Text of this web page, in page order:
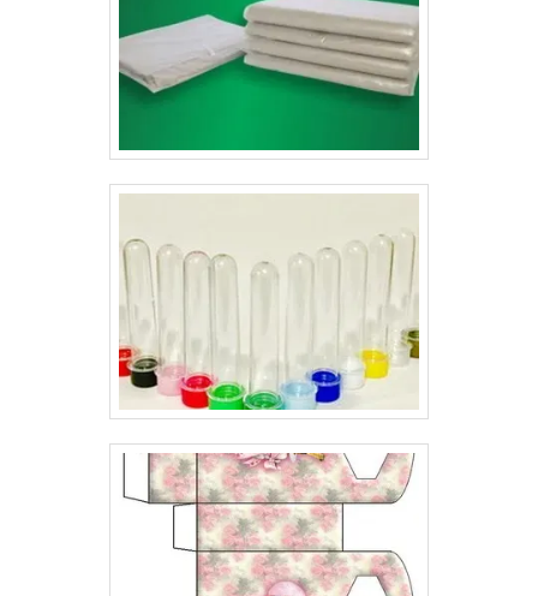
seguir essa linha.Atribuições atendidas ao adquirir o
produtoCausar uma boa primeira impressão; Não
amassar seus documentos; Mostrar limpeza e
organização;Entre outras.Empresa também atua como
personalizados de pastas personalizadas gráfica
repletas de qualidade e sofisticação, sempre passando